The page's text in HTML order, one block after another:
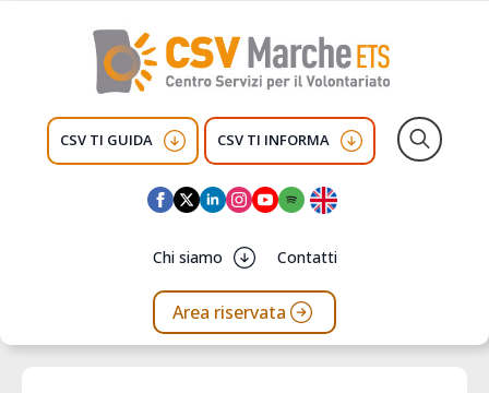
CSV TI GUIDA CSV TI INFORMA
Chi siamo Contatti
Area riservata